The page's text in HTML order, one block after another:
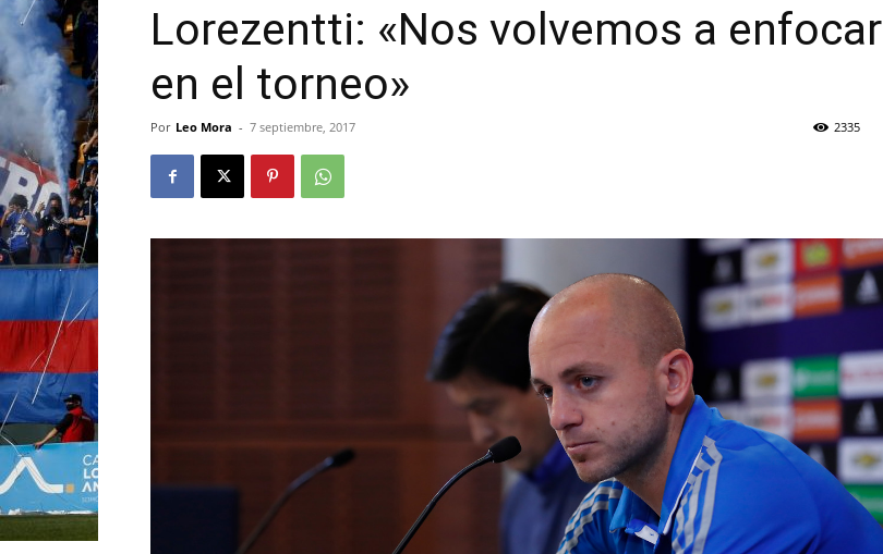
Lorezentti: «Nos volvemos a enfocar
en el torneo»
Por Leo Mora - 7 septiembre, 2017 2335